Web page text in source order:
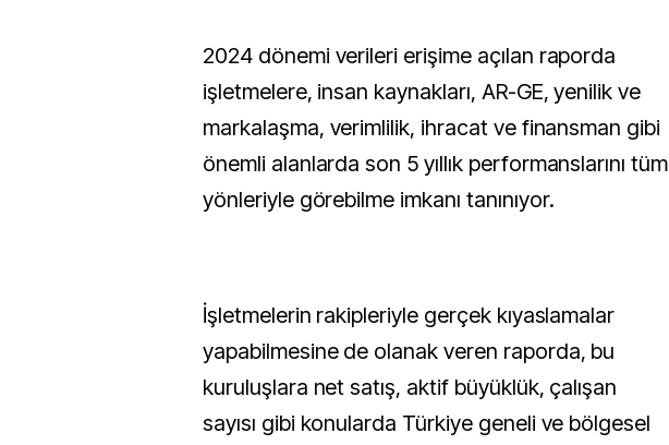
2024 dönemi verileri erişime açılan raporda
işletmelere, insan kaynakları, AR-GE, yenilik ve
markalaşma, verimlilik, ihracat ve finansman gibi
önemli alanlarda son 5 yıllık performanslarını tüm
yönleriyle görebilme imkanı tanınıyor.
İşletmelerin rakipleriyle gerçek kıyaslamalar
yapabilmesine de olanak veren raporda, bu
kuruluşlara net satış, aktif büyüklük, çalışan
sayısı gibi konularda Türkiye geneli ve bölgesel